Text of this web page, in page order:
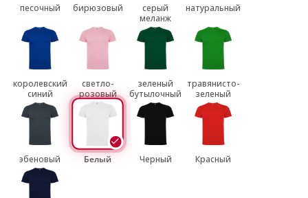
песочный бирюзовый
серый
меланж
натуральный
королевский
синий
светло-
розовый
зеленый
бутылочный
травянисто-
зеленый
эбеновый Белый Черный Красный